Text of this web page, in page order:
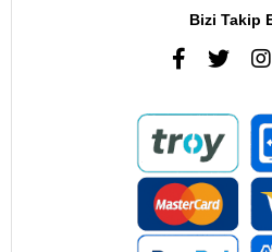
Bizi Takip